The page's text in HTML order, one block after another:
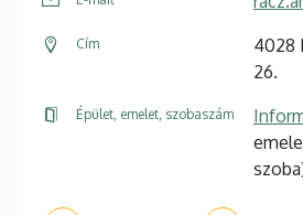
Cím
4028
26.
Épület, emelet, szobaszám